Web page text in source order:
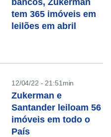
bancos, Zukerman
tem 365 imóveis em
leilões em abril
12/04/22 - 21:51min
Zukerman e
Santander leiloam 56
imóveis em todo o
País